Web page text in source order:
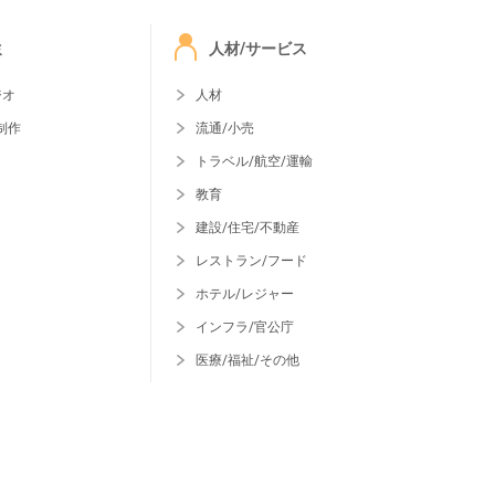
作
人材/サービス
人材
流通/小売
トラベル/航空/運輸
教育
建設/住宅/不動産
レストラン/フード
ホテル/レジャー
インフラ/官公庁
医療/福祉/その他